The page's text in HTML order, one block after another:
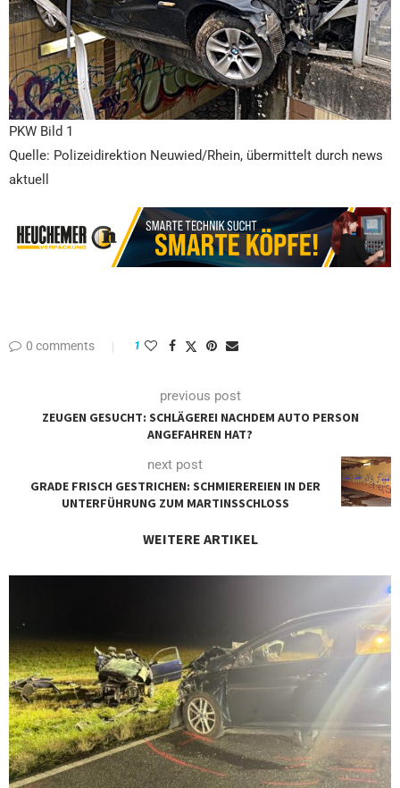
PKW Bild 1
Quelle: Polizeidirektion Neuwied/Rhein, übermittelt durch news
aktuell
0 comments 1
previous post
ZEUGEN GESUCHT: SCHLÄGEREI NACHDEM AUTO PERSON
ANGEFAHREN HAT?
next post
GRADE FRISCH GESTRICHEN: SCHMIEREREIEN IN DER
UNTERFÜHRUNG ZUM MARTINSSCHLOSS
WEITERE ARTIKEL